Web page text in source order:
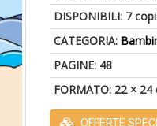
DISPONIBILI: 7
CATEGORIA:
PAGINE: 48
FORMATO: 22 × 24
OFFERTE